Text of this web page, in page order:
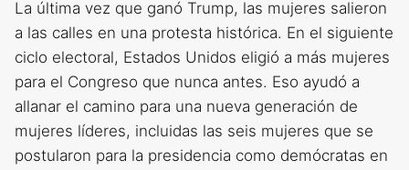
La última vez que ganó Trump, las mujeres salieron
a las calles en una protesta histórica. En el siguiente
ciclo electoral, Estados Unidos eligió a más mujeres
para el Congreso que nunca antes. Eso ayudó a
allanar el camino para una nueva generación de
mujeres líderes, incluidas las seis mujeres que se
postularon para la presidencia como demócratas en